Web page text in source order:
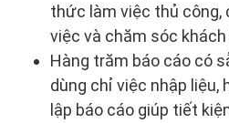
thức làm việc thủ công,
việc và chăm sóc khách
Hàng trăm báo cáo có
dùng chỉ việc nhập liệu,
lập báo cáo giúp tiết